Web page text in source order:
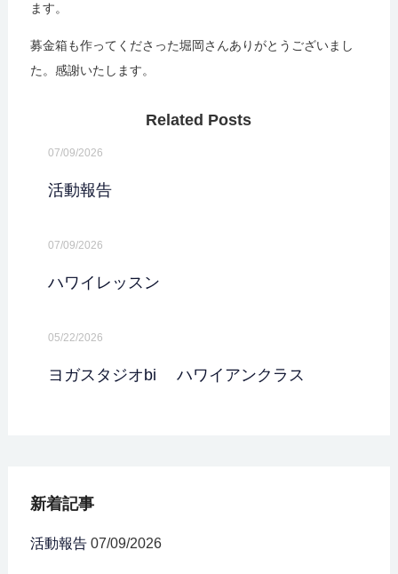
ます。
募金箱も作ってくださった堀岡さんありがとうございまし
た。感謝いたします。
Related Posts
07/09/2026
活動報告
07/09/2026
ハワイレッスン
05/22/2026
ヨガスタジオbi ハワイアンクラス
新着記事
活動報告 07/09/2026